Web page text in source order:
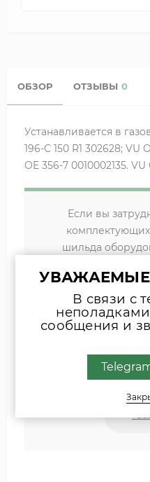
ОБЗОР ОТЗЫВЫ 0
Устанавливается в
196-C 150 R1 302628; VU
OE 356-7 0010002135.
Если вы
шильда
Наши
УВАЖАЕМЫЕ
В связи с
сообщения и